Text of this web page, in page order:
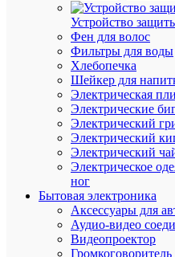
Устройство
Фен для волос
Фильтры для воды
Хлебопечка
Шейкер для
Электрическая
Электрические
Электрический
Электрический
Электрический
Электрическое
ног
Бытовая электроника
Аксессуары для
Аудио-видео
Видеопроектор
Громкоговоритель